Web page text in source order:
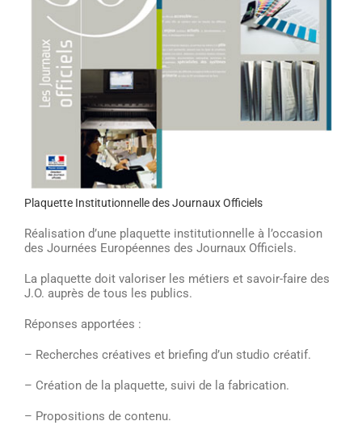
Plaquette Institutionnelle des Journaux Officiels
Réalisation d’une plaquette institutionnelle à l’occasion
des Journées Européennes des Journaux Officiels.
La plaquette doit valoriser les métiers et savoir-faire des
J.O. auprès de tous les publics.
Réponses apportées :
– Recherches créatives et briefing d’un studio créatif.
– Création de la plaquette, suivi de la fabrication.
– Propositions de contenu.